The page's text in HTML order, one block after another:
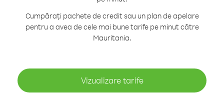
Cumpărați pachete de credit sau un plan de apelare
pentru a avea de cele mai bune tarife pe minut către
Mauritania.
Vizualizare tarife